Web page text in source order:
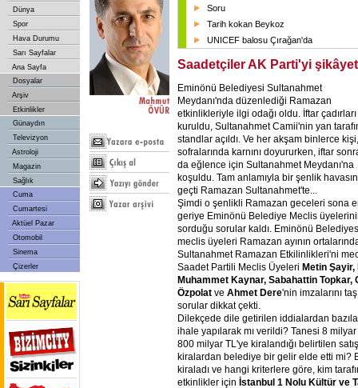
Dünya
Spor
Hava Durumu
Sarı Sayfalar
Ana Sayfa
Dosyalar
Arşiv
Etkinlikler
Günaydın
Televizyon
Astroloji
Magazin
Sağlık
Cuma
Cumartesi
Aktüel Pazar
Otomobil
Sinema
Çizerler
Soru
Tarih kokan Beykoz
UNICEF balosu Çırağan'da
Saadetçiler AK Parti'yi
Eminönü Belediyesi Sultanahmet
Meydanı'nda düzenlediği Ramazan
etkinlikleriyle ilgi odağı oldu. İftar çadırları
kuruldu, Sultanahmet Camii'nin yan
standlar açıldı. Ve her akşam binlerce
sofralarında karnını doyururken, iftar
da eğlence için Sultanahmet Meydanı'na
koşuldu. Tam anlamıyla bir şenlik
geçti Ramazan Sultanahmet'te...
Şimdi o şenlikli Ramazan geceleri sona
geriye Eminönü Belediye Meclis
sorduğu sorular kaldı. Eminönü
meclis üyeleri Ramazan ayının
Sultanahmet Ramazan Etkilinlikleri'ni
Saadet Partili Meclis Üyeleri Metin Şayir,
Muhammet Kaynar, Sabahattin Topkar,
Özpolat ve Ahmet Dere'nin imzalarını
sorular dikkat çekti.
Dilekçede dile getirilen iddialardan
ihale yapılarak mı verildi? Tanesi 8
800 milyar TL'ye kiralandığı belirtilen
kiralardan belediye bir gelir elde etti mi?
kiraladı ve hangi kriterlere göre, kim
etkinlikler için İstanbul 1 Nolu Kültür ve